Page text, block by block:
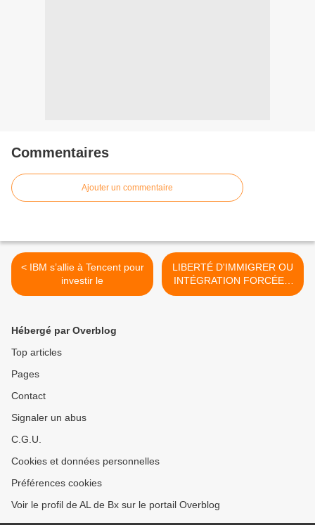
Commentaires
Ajouter un commentaire
< IBM s’allie à Tencent pour
investir le
LIBERTÉ D'IMMIGRER OU
INTÉGRATION FORCÉE ?
Hans-Hermann HOPPE >
Hébergé par Overblog
Top articles
Pages
Contact
Signaler un abus
C.G.U.
Cookies et données personnelles
Préférences cookies
Voir le profil de AL de Bx sur le portail Overblog